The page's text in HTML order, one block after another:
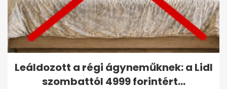
Leáldozott a régi ágyneműknek: a Lidl
szombattól 4999 forintért...